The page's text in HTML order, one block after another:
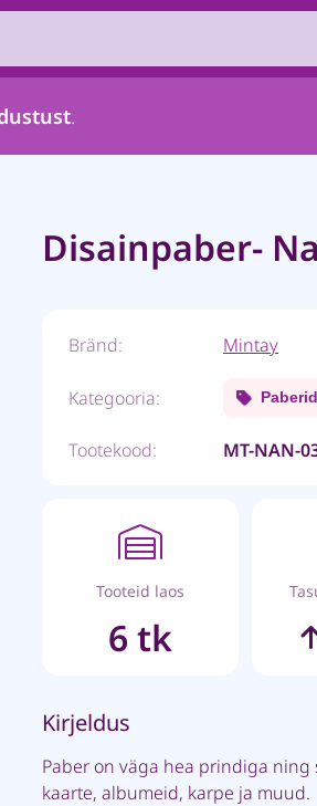
.
Disainpaber-
Bränd: Mintay
Kategooria:
Tootekood: MT-NAN-
Tooteid laos
6 tk
Kirjeldus
Paber on väga hea prindiga
kaarte, albumeid, karpe ja muud.